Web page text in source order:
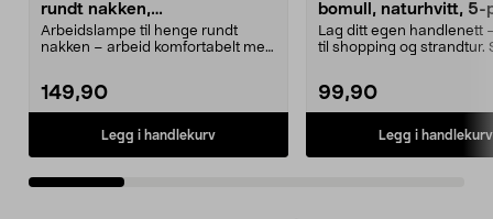
rundt nakken,
håndarbeidslampe
Arbeidslampe til henge rundt
nakken – arbeid komfortabelt med
149,90
Legg i handlekurv
bomull, naturhvitt, 5-
Lag ditt egen handlenett
til shopping og strandtur.
99,90
Legg i handlekurv